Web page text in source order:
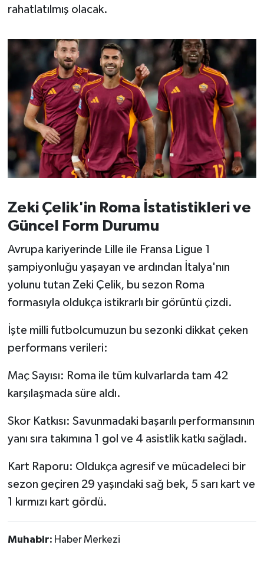
rahatlatılmış olacak.
Zeki Çelik'in Roma İstatistikleri ve
Güncel Form Durumu
Avrupa kariyerinde Lille ile Fransa Ligue 1
şampiyonluğu yaşayan ve ardından İtalya'nın
yolunu tutan Zeki Çelik, bu sezon Roma
formasıyla oldukça istikrarlı bir görüntü çizdi.
İşte milli futbolcumuzun bu sezonki dikkat çeken
performans verileri:
Maç Sayısı: Roma ile tüm kulvarlarda tam 42
karşılaşmada süre aldı.
Skor Katkısı: Savunmadaki başarılı performansının
yanı sıra takımına 1 gol ve 4 asistlik katkı sağladı.
Kart Raporu: Oldukça agresif ve mücadeleci bir
sezon geçiren 29 yaşındaki sağ bek, 5 sarı kart ve
1 kırmızı kart gördü.
Muhabir: Haber Merkezi